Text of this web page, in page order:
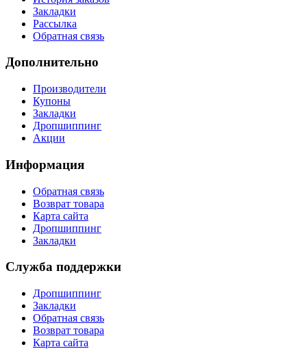
Закладки
Рассылка
Обратная связь
Дополнительно
Производители
Купоны
Закладки
Дропшиппинг
Акции
Информация
Обратная связь
Возврат товара
Карта сайта
Дропшиппинг
Закладки
Служба поддержки
Дропшиппинг
Закладки
Обратная связь
Возврат товара
Карта сайта